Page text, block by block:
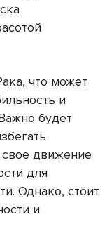
что может
и
будет
движение
для
Однако, стоит
и